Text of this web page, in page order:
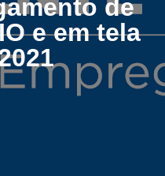
de
e em tela